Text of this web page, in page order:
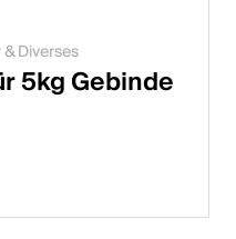
Diverses
5kg Gebinde